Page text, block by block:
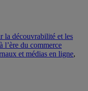
la découvrabilité et les
l’ère du commerce
et médias en ligne,